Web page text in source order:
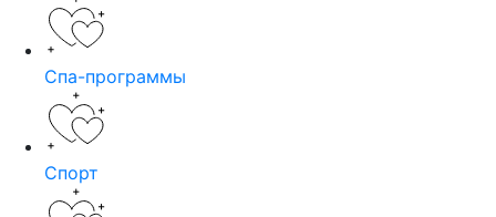
Спа-программы
Спорт